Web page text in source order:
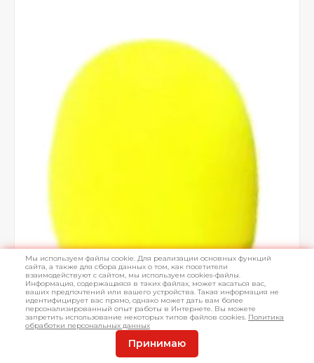
Мы используем файлы cookie. Для реализации основных функций
сайта, а также для сбора данных о том, как посетители
взаимодействуют с сайтом, мы используем cookies-файлы.
Информация, содержащаяся в таких файлах, может касаться вас,
ваших предпочтений или вашего устройства. Такая информация не
идентифицирует вас прямо, однако может дать вам более
персонализированный опыт работы в Интернете. Вы можете
запретить использование некоторых типов файлов cookies. Политика
обработки персональных данных
Принимаю